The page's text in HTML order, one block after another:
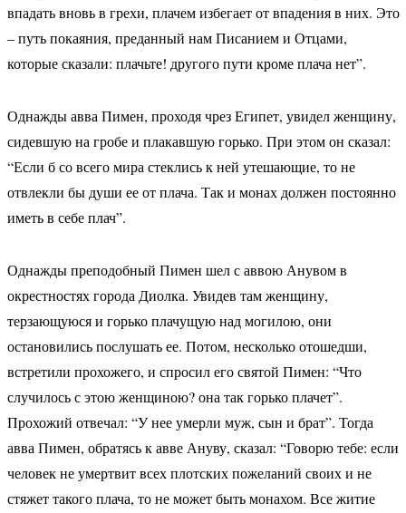
впадать вновь в грехи, плачем избегает от впадения в них. Это
– путь покаяния, преданный нам Писанием и Отцами,
которые сказали: плачьте! другого пути кроме плача нет”.
Однажды авва Пимен, проходя чрез Египет, увидел женщину,
сидевшую на гробе и плакавшую горько. При этом он сказал:
“Если б со всего мира стеклись к ней утешающие, то не
отвлекли бы души ее от плача. Так и монах должен постоянно
иметь в себе плач”.
Однажды преподобный Пимен шел с аввою Анувом в
окрестностях города Диолка. Увидев там женщину,
терзающуюся и горько плачущую над могилою, они
остановились послушать ее. Потом, несколько отошедши,
встретили прохожего, и спросил его святой Пимен: “Что
случилось с этою женщиною? она так горько плачет”.
Прохожий отвечал: “У нее умерли муж, сын и брат”. Тогда
авва Пимен, обратясь к авве Ануву, сказал: “Говорю тебе: если
человек не умертвит всех плотских пожеланий своих и не
стяжет такого плача, то не может быть монахом. Все житие